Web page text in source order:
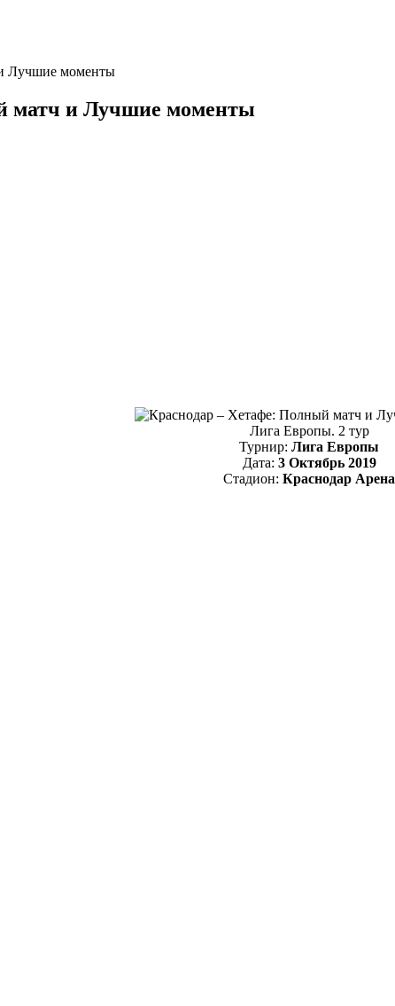
Лучшие моменты
матч и Лучшие моменты
Лига Европы. 2 тур
Турнир: Лига Европы
Дата: 3 Октябрь 2019
Стадион: Краснодар Арена